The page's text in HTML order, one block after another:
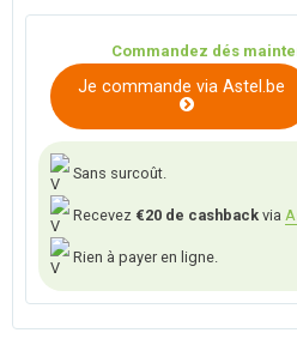
Commandez dés
Je commande via Astel.be
Sans surcoût.
Recevez €20 de cashback via
Rien à payer en ligne.